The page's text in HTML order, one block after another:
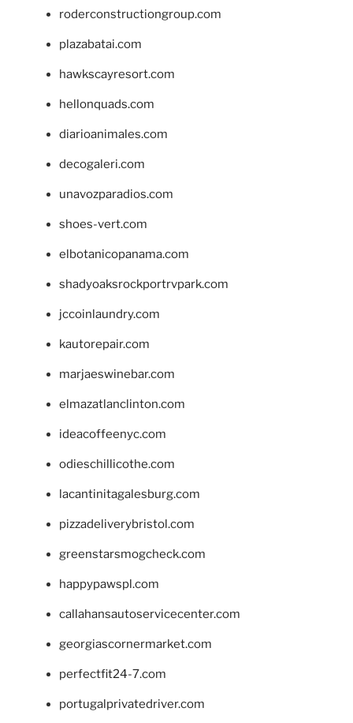
roderconstructiongroup.com
plazabatai.com
hawkscayresort.com
hellonquads.com
diarioanimales.com
decogaleri.com
unavozparadios.com
shoes-vert.com
elbotanicopanama.com
shadyoaksrockportrvpark.com
jccoinlaundry.com
kautorepair.com
marjaeswinebar.com
elmazatlanclinton.com
ideacoffeenyc.com
odieschillicothe.com
lacantinitagalesburg.com
pizzadeliverybristol.com
greenstarsmogcheck.com
happypawspl.com
callahansautoservicecenter.com
georgiascornermarket.com
perfectfit24-7.com
portugalprivatedriver.com